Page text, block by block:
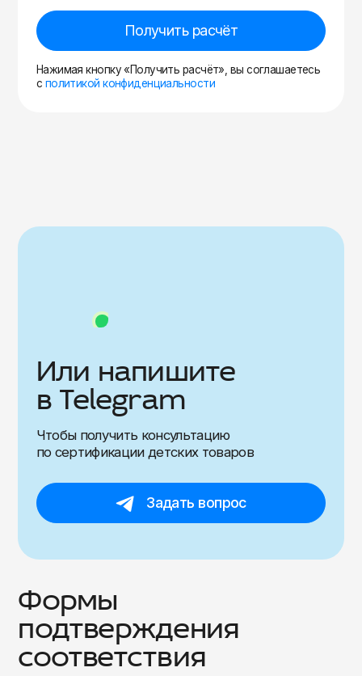
Получить расчёт
Нажимая кнопку «Получить расчёт», вы соглашаетесь
с политикой конфиденциальности
Или напишите
в Telegram
Чтобы получить консультацию
по сертификации детских товаров
Задать вопрос
Формы
подтверждения
соответствия